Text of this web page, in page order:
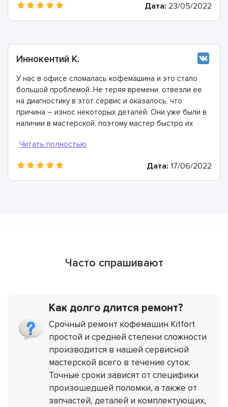
Дата: 23/05/2022
Иннокентий К.
У нас в офисе сломалась кофемашина и это стало
большой проблемой. Не теряя времени, отвезли ее
на диагностику в этот сервис и оказалось, что
причина – износ некоторых деталей. Они уже были в
наличии в мастерской, поэтому мастер быстро их
Дата: 17/06/2022
Часто спрашивают
Как долго длится ремонт?
Срочный ремонт кофемашин Kitfort
простой и средней степени сложности
производится в нашей сервисной
мастерской всего в течение суток.
Точные сроки зависят от специфики
произошедшей поломки, а также от
запчастей, деталей и комплектующих,